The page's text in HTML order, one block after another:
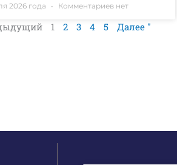
2026 года Комментариев нет
1 2 3 4 5 Далее "